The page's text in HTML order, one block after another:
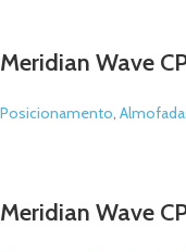
Meridian Wave
Posicionamento,
Meridian Wave